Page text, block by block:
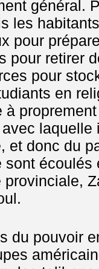
général.
les
pour
pour retirer
pour
en
à
laquelle
et donc du
sont écoulés
provinciale,
du pouvoir